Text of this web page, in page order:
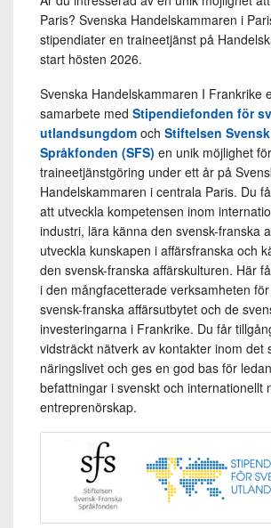
Paris? Svenska Handelskammaren i
stipendiater en traineetjänst på
start hösten 2026.
Svenska Handelskammaren I Frankrike
samarbete med Stipendiefonden för
utlandsungdom och Stiftelsen
Språkfonden (SFS) en unik möjlighet för
traineetjänstgöring under ett år på
Handelskammaren i centrala Paris. Du
att utveckla kompetensen inom
industri, lära känna den svensk-franska
utveckla kunskapen i affärsfranska och
den svensk-franska affärskulturen. Här
i den mångfacetterade verksamheten
svensk-franska affärsutbytet och de
investeringarna i Frankrike. Du får
vidsträckt nätverk av kontakter inom det
näringslivet och ges en god bas för
befattningar i svenskt och internationellt
entreprenörskap.